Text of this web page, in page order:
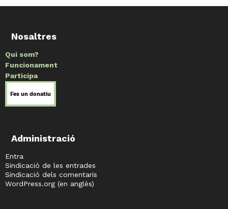
Nosaltres
Qui som?
Funcionament
Participa
Administració
Entra
Sindicació de les entrades
Sindicació dels comentaris
WordPress.org (en anglès)